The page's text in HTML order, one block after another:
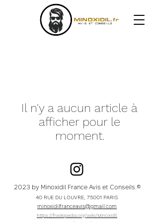
Il n'y a aucun article à
afficher pour le
moment.
2023 by Minoxidil France Avis et Conseils.©
40 RUE DU LOUVRE, 75001 PARIS
minoxidilfranceavis@gmail.com
https://fr.wikipedia.org/wiki/Minoxidil